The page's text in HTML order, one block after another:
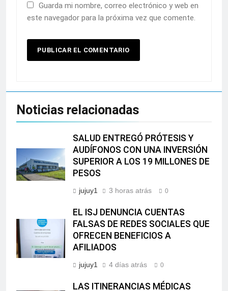
Guarda mi nombre, correo electrónico y web en
este navegador para la próxima vez que comente.
Noticias relacionadas
SALUD ENTREGÓ PRÓTESIS Y
AUDÍFONOS CON UNA INVERSIÓN
SUPERIOR A LOS 19 MILLONES DE
PESOS
jujuy1 3 horas atrás 0
EL ISJ DENUNCIA CUENTAS
FALSAS DE REDES SOCIALES QUE
OFRECEN BENEFICIOS A
AFILIADOS
jujuy1 4 días atrás 0
LAS ITINERANCIAS MÉDICAS